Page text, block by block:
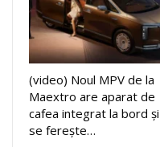
(video) Noul MPV de la
Maextro are aparat de
cafea integrat la bord și
se ferește…